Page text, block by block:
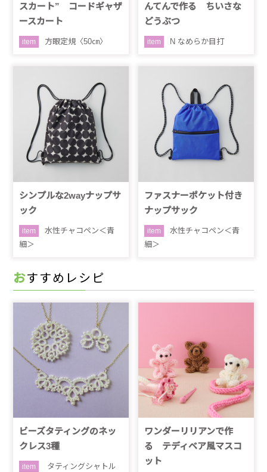
スカート” コードギャザ
ースカート
item 方眼定規〈50㎝〉
んてんで作る ちいさな
どうぶつ
item N なめらか目打
シンプルな2wayナップサ
ック
item
水性チャコペン＜青
細＞
ファスナーポケット付き
ナップサック
item
水性チャコペン＜青
細＞
おすすめレシピ
ビーズタティングのネッ
クレス3種
item
タティングシャトル
ワンダーリリアンで作
る テディベア風マスコ
ット